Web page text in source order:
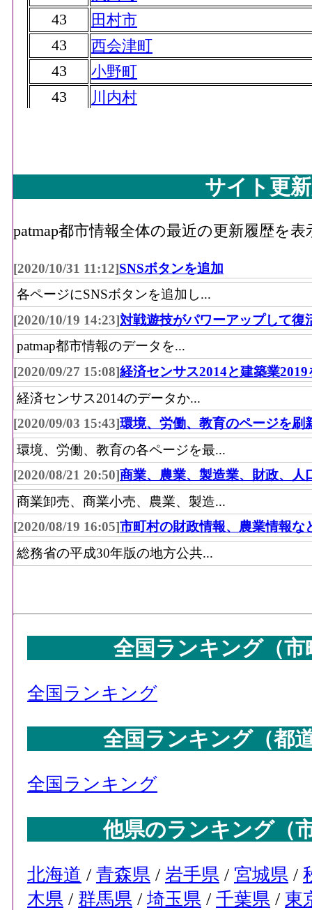
43
田村市
43
西会津町
43
小野町
43
川内村
47
三島町
47
広野町
サイト更
patmap都市情報全体の最近の更新履歴を表
[2020/10/31 11:12]SNSボタンを追加
各ページにSNSボタンを追加し...
[2020/10/19 14:23]対戦遊技がパワーアップして復
patmap都市情報のデータを...
[2020/09/27 15:08]経済センサス2014と建築業2019
経済センサス2014のデータか...
[2020/09/03 15:43]環境、労働、教育のページを刷
環境、労働、教育の各ページを最...
[2020/08/21 20:50]商業、農業、製造業、財政、人
商業卸売、商業小売、農業、製造...
[2020/08/19 16:05]市町村の財政情報、農業情報な
総務省の平成30年版の地方公共...
全国ランキング（
全国ランキング
全国ランキング（都
全国ランキング
他県のランキング（
北海道 / 青森県 / 岩手県 / 宮城県 /
木県 / 群馬県 / 埼玉県 / 千葉県 / 東